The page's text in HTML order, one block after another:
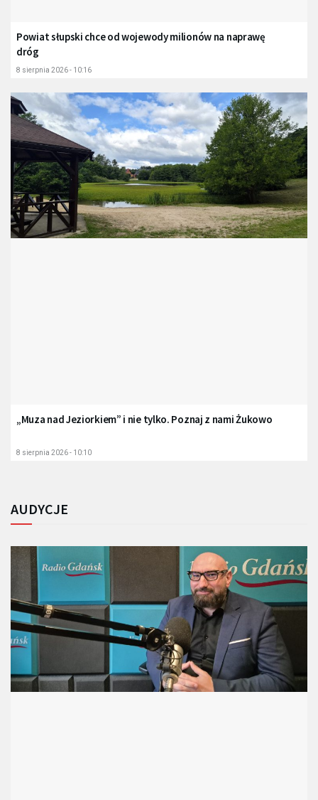
Powiat słupski chce od wojewody milionów na naprawę
dróg
8 sierpnia 2026 - 10:16
„Muza nad Jeziorkiem” i nie tylko. Poznaj z nami Żukowo
8 sierpnia 2026 - 10:10
AUDYCJE